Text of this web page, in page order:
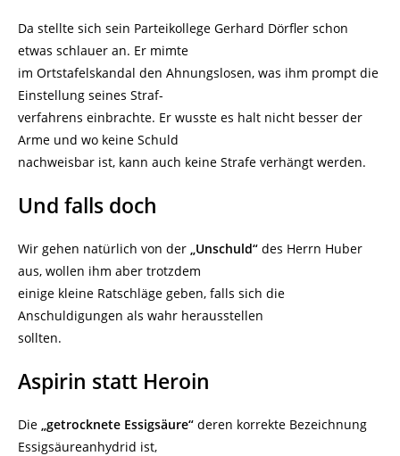
Da stellte sich sein Parteikollege Gerhard Dörfler schon
etwas schlauer an. Er mimte
im Ortstafelskandal den Ahnungslosen, was ihm prompt die
Einstellung seines Straf-
verfahrens einbrachte. Er wusste es halt nicht besser der
Arme und wo keine Schuld
nachweisbar ist, kann auch keine Strafe verhängt werden.
Und falls doch
Wir gehen natürlich von der „Unschuld“ des Herrn Huber
aus, wollen ihm aber trotzdem
einige kleine Ratschläge geben, falls sich die
Anschuldigungen als wahr herausstellen
sollten.
Aspirin statt Heroin
Die „getrocknete Essigsäure“ deren korrekte Bezeichnung
Essigsäureanhydrid ist,